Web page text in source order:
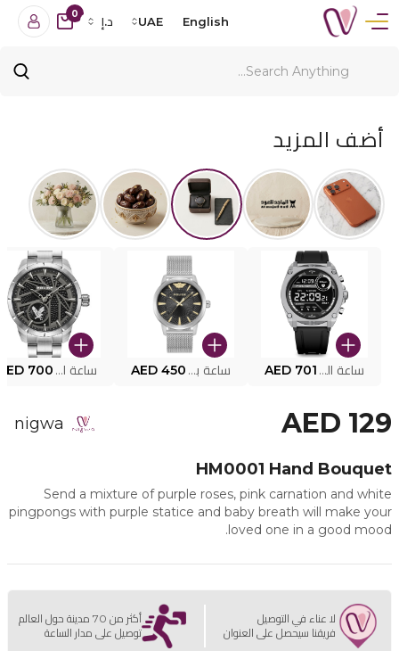
English
UAE د.إ
0
أضف المزيد
ساعة البوليس الذكية MY.AVATAR PEIUN0000101 AED 701 ساعة بوليس للرجال PEWJG0005002 AED 450 ساعة البوليس PEWJG2227302 700
AED 129
nigwa
HM0001 Hand Bouquet
Send a mixture of purple roses, pink carnation and white
pingpongs with purple statice and baby breath will make your
loved one in a good mood.
لا عناء في التوصيل
فريقنا سيحصل على العنوان
أكثر من 70 مدينة حول العالم
توصيل على مدار الساعة